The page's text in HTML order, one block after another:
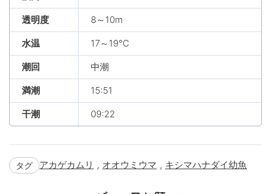
透明度 8～10m
水温 17～19℃
潮回 中潮
満潮 15:51
干潮 09:22
タグ アカゲカムリ , オオウミウマ , キシマハナダイ幼魚